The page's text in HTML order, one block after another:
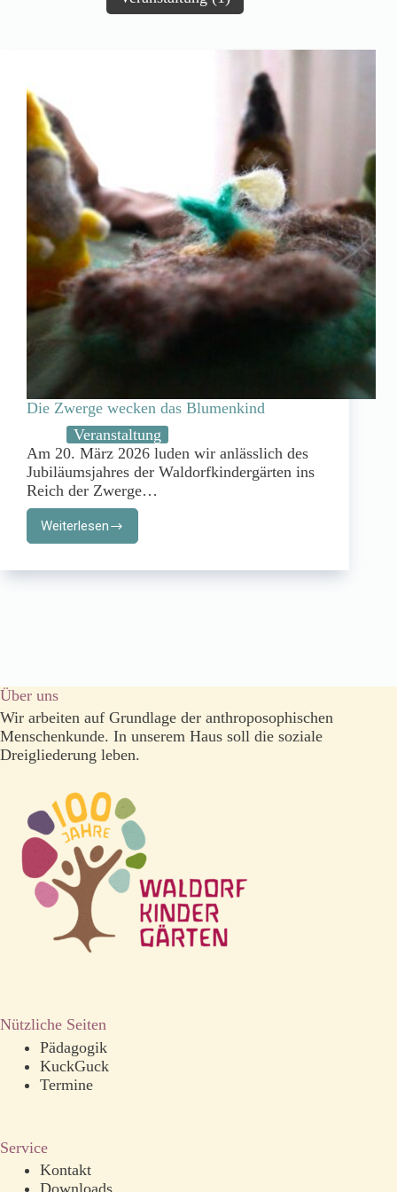
Die Zwerge wecken das Blumenkind
Veranstaltung
Am 20. März 2026 luden wir anlässlich des
Jubiläumsjahres der Waldorfkindergärten ins
Reich der Zwerge…
Weiterlesen
Die
Zwerge
Über uns
Wir arbeiten auf Grundlage der anthroposophischen
Menschenkunde. In unserem Haus soll die soziale
Dreigliederung leben.
Nützliche Seiten
Pädagogik
KuckGuck
Termine
Service
Kontakt
Downloads